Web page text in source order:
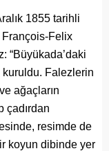
1855 tarihli
François-Felix
“Büyükada’daki
kuruldu. Falezlerin
ağaçların
çadırdan
resimde de
koyun dibinde yer